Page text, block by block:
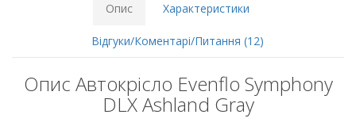
Опис Характеристики
Відгуки/Коментарі/Питання (12)
Опис Автокрісло Evenflo Symphony
DLX Ashland Gray